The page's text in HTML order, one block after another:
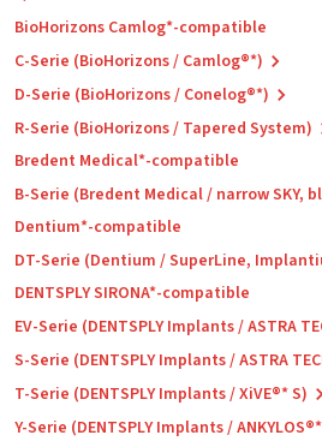
BioHorizons Camlog*-compatible
C-Serie (BioHorizons / Camlog®*)
D-Serie (BioHorizons / Conelog®*)
R-Serie (BioHorizons / Tapered System)
Bredent Medical*-compatible
B-Serie (Bredent Medical / narrow SKY,
Dentium*-compatible
DT-Serie (Dentium / SuperLine,
DENTSPLY SIRONA*-compatible
EV-Serie (DENTSPLY Implants / ASTRA
S-Serie (DENTSPLY Implants / ASTRA
T-Serie (DENTSPLY Implants / XiVE®* S)
Y-Serie (DENTSPLY Implants /